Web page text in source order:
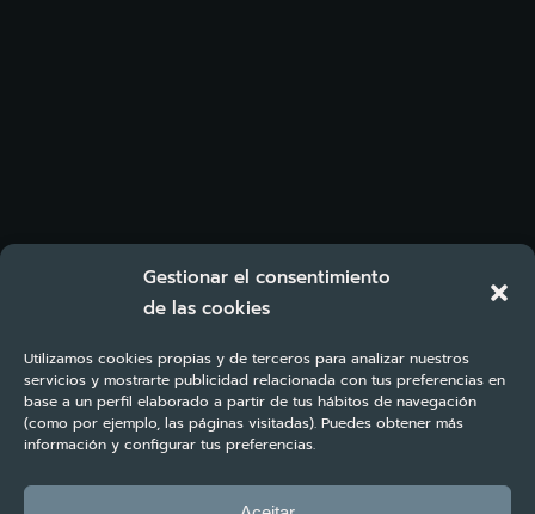
Gestionar el consentimiento
de las cookies
Utilizamos cookies propias y de terceros para analizar nuestros
servicios y mostrarte publicidad relacionada con tus preferencias en
base a un perfil elaborado a partir de tus hábitos de navegación
(como por ejemplo, las páginas visitadas). Puedes obtener más
información y configurar tus preferencias.